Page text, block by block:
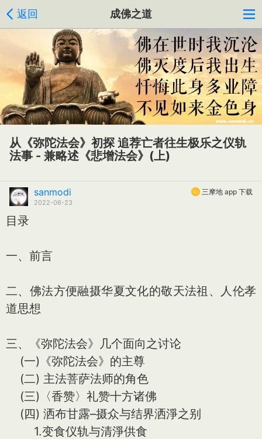
返回 成佛之道
从《弥陀法会》初探 追荐亡者往生极乐之仪轨
法事 - 兼略述《悲增法会》(上)
三摩地 app 下载
sanmodi
2022-06-23
目录
一、前言
二、佛法方便融摄华夏文化的敬天法祖、人伦孝
道思想
三、《弥陀法会》几个面向之讨论
(一)《弥陀法会》的主尊
(二) 主法菩萨法师的角色
(三)〈香赞〉礼赞十方诸佛
(四) 洒布甘露–摄众与结界洒淨之别
1.变食仪轨与清淨供食